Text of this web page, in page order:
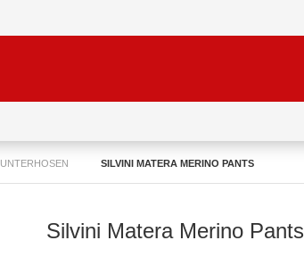
UNTERHOSEN SILVINI MATERA MERINO PANTS
Silvini Matera Merino Pants